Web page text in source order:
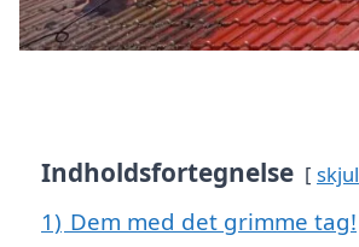
Indholdsfortegnelse skjul
1) Dem med det grimme tag!